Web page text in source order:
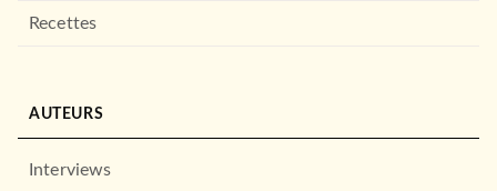
Recettes
AUTEURS
Interviews